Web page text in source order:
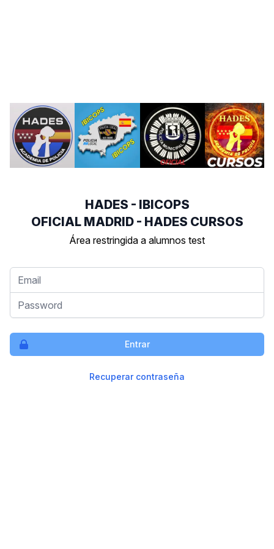
HADES - IBICOPS
OFICIAL MADRID - HADES CURSOS
Área restringida a alumnos test
Email
Password
Entrar
Recuperar contraseña